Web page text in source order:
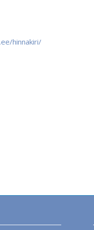
hinnakiri/